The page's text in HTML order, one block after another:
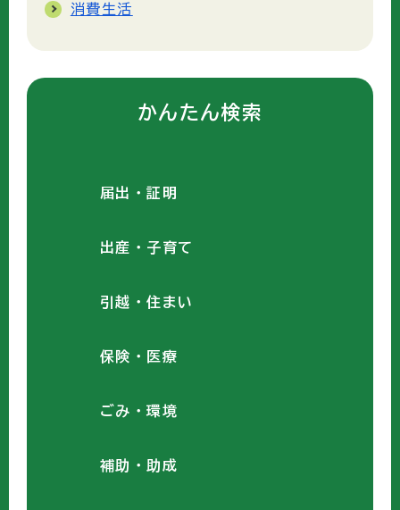
消費生活
かんたん検索
届出・証明
出産・子育て
引越・住まい
保険・医療
ごみ・環境
補助・助成